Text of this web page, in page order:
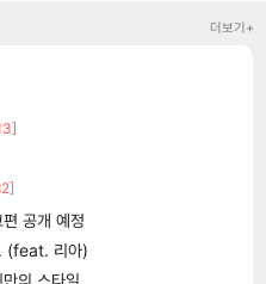
더보기+
공개 예정
(feat. 리아)